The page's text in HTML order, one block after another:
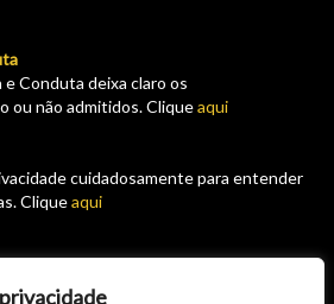
Conduta deixa claro os
ou não admitidos. Cliqueaqui
cuidadosamente para entender
Cliqueaqui
e práticas. Clique